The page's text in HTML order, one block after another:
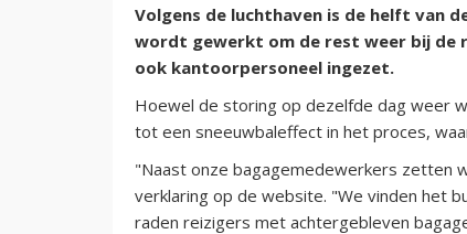
Volgens de luchthaven is de helft van
wordt gewerkt om de rest weer bij de
ook kantoorpersoneel ingezet.
Hoewel de storing op dezelfde dag weer
tot een sneeuwbaleffect in het proces,
"Naast onze bagagemedewerkers zetten
verklaring op de website. "We vinden het
raden reizigers met achtergebleven